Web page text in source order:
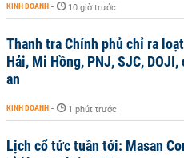
KINH DOANH - 10 giờ trước
Thanh tra Chính phủ chỉ ra
Hải, Mi Hồng, PNJ, SJC,
an
KINH DOANH - 1 phút trước
Lịch cổ tức tuần tới: Masan